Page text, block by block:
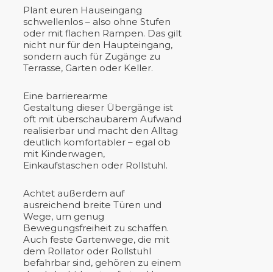
Plant euren Hauseingang
schwellenlos – also ohne Stufen
oder mit flachen Rampen. Das gilt
nicht nur für den Haupteingang,
sondern auch für Zugänge zu
Terrasse, Garten oder Keller.
Eine barrierearme
Gestaltung dieser Übergänge ist
oft mit überschaubarem Aufwand
realisierbar und macht den Alltag
deutlich komfortabler – egal ob
mit Kinderwagen,
Einkaufstaschen oder Rollstuhl.
Achtet außerdem auf
ausreichend breite Türen und
Wege, um genug
Bewegungsfreiheit zu schaffen.
Auch feste Gartenwege, die mit
dem Rollator oder Rollstuhl
befahrbar sind, gehören zu einem